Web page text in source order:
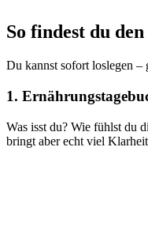
So findest du
Du kannst sofort loslegen –
1.
Was isst du? Wie fühlst du
bringt aber echt viel